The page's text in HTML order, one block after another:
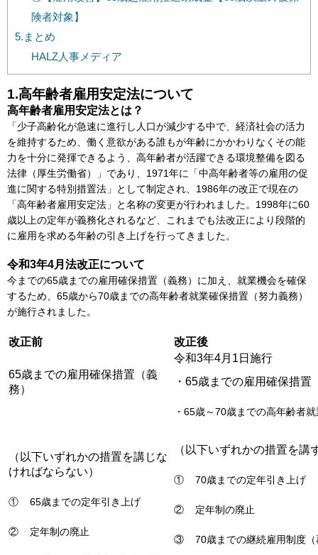
険者対象】
5.まとめ
HALZ人事メディア
1.高年齢者雇用安定法について
高年齢者雇用安定法とは？
「少子高齢化が急速に進行し人口が減少する中で、経済社会の活力
を維持するため、働く意欲がある誰もが年齢にかかわりなくその能
力を十分に発揮できるよう、高年齢者が活躍できる環境整備を図る
法律（厚生労働省）」であり、1971年に「中高年齢者等の雇用の促
進に関する特別措置法」として制定され、1986年の改正で現在の
「高年齢者雇用安定法」と名称の変更が行われました。1998年に60
歳以上の定年が義務化されるなど、これまでも法改正により段階的
に雇用を求める年齢の引き上げを行ってきました。
令和3年4月法改正について
今までの65歳までの雇用確保措置（義務）に加え、就業機会を確保
するため、65歳から70歳までの高年齢者就業確保措置（努力義務）
が施行されました。
改正前
改正後
令和3年4月1日施行
65歳までの雇用確保措置（義
務）
・65歳までの雇用確保措置
・65歳～70歳までの高年齢者
（以下いずれかの措置を講じな
ければならない）
① 65歳までの定年引き上げ
② 定年制の廃止
（以下いずれかの措置を講
① 70歳までの定年引き上げ
② 定年制の廃止
③ 70歳までの継続雇用制度（